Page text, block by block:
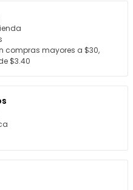
compras mayores a $30,
$3.40